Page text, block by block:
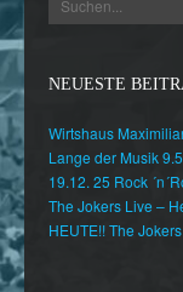
NEUESTE
Wirtshaus
Lange der Musik
19.12. 25 Rock
The Jokers Live –
HEUTE!! The